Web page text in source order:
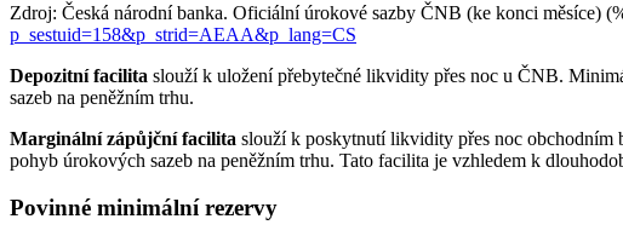
Zdroj: Česká národní banka. Oficiální úrokové sazby ČNB (ke konci měsíce)
p_sestuid=158&p_strid=AEAA&p_lang=CS
Depozitní facilita slouží k uložení přebytečné likvidity přes noc u ČNB.
sazeb na peněžním trhu.
Marginální zápůjční facilita slouží k poskytnutí likvidity přes noc obchodním
pohyb úrokových sazeb na peněžním trhu. Tato facilita je vzhledem k
Povinné minimální rezervy